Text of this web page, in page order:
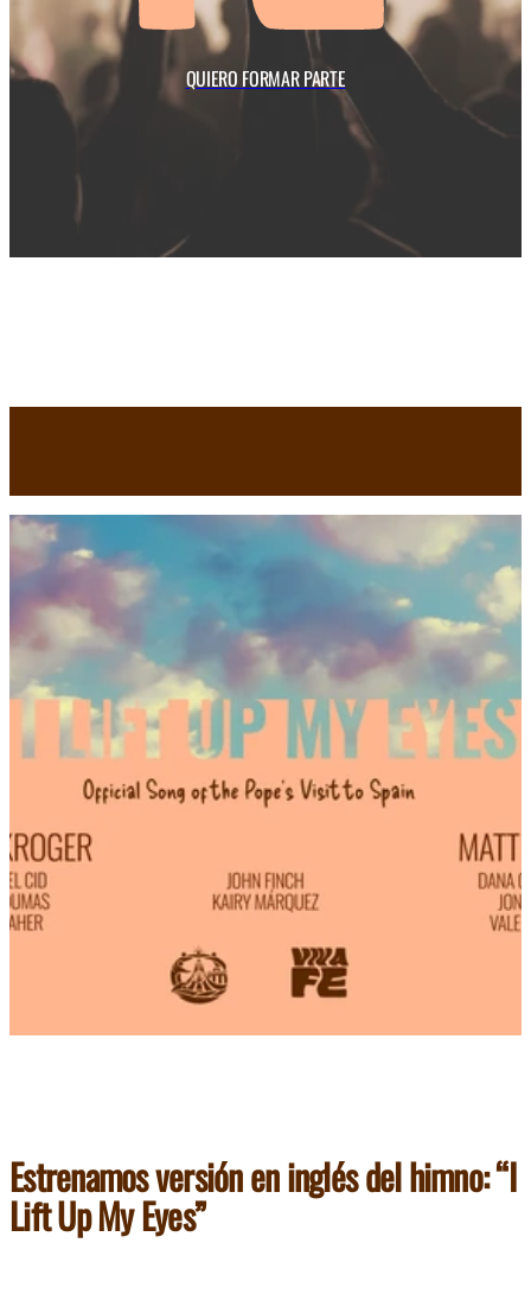
QUIERO FORMAR PARTE
Estrenamos versión en inglés del himno: “I
Lift Up My Eyes”